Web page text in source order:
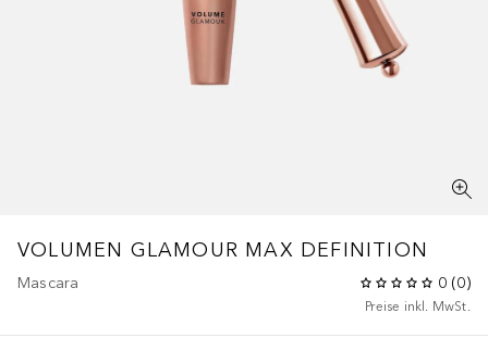
VOLUMEN GLAMOUR MAX DEFINITION
Mascara 0 (0)
Preise inkl. MwSt.